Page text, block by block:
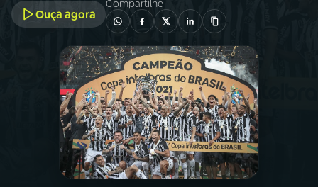
PROGRAMAS
PODCASTS
VIDEOCASTS
Ouça agora
Compartilhe